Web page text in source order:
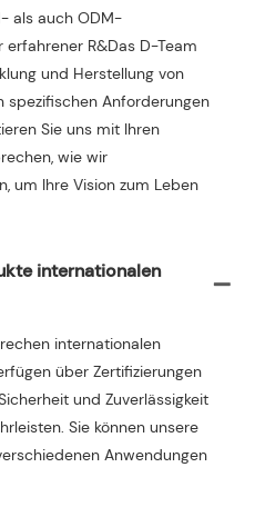
als auch ODM-
erfahrener R&Das D-Team
und Herstellung von
spezifischen Anforderungen
Sie uns mit Ihren
wie wir
um Ihre Vision zum Leben
internationalen
internationalen
über Zertifizierungen
und Zuverlässigkeit
Sie können unsere
Anwendungen